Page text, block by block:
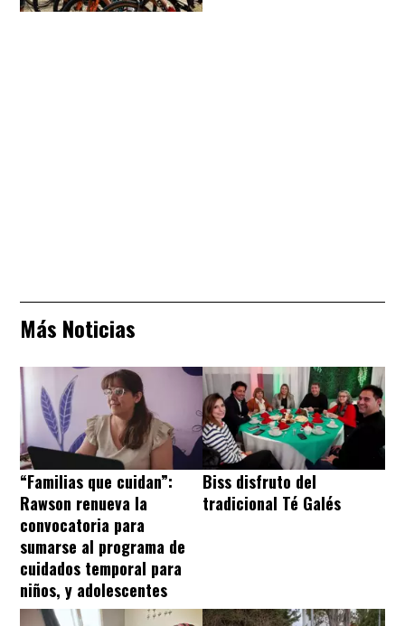
Más Noticias
“Familias que cuidan”:
Rawson renueva la
convocatoria para
sumarse al programa de
cuidados temporal para
niños, y adolescentes
Biss disfruto del
tradicional Té Galés